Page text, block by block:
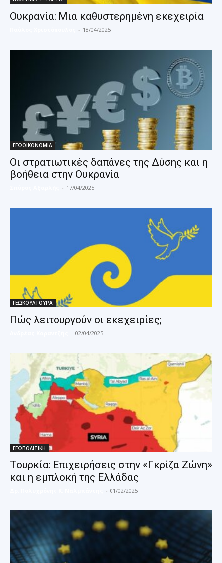
Ουκρανία: Μια καθυστερημένη εκεχειρία
- 18/04/2025
ΓΕΩΟΙΚΟΝΟΜΙΑ
Οι στρατιωτικές δαπάνες της Δύσης και η
βοήθεια στην Ουκρανία
- 17/04/2025
ΓΕΩΚΟΥΛΤΟΥΡΑ
Πώς λειτουργούν οι εκεχειρίες;
- 02/04/2025
ΓΕΩΠΟΛΙΤΙΚΗ
Τουρκία: Επιχειρήσεις στην «Γκρίζα Ζώνη»
και η εμπλοκή της Ελλάδας
- 01/02/2025